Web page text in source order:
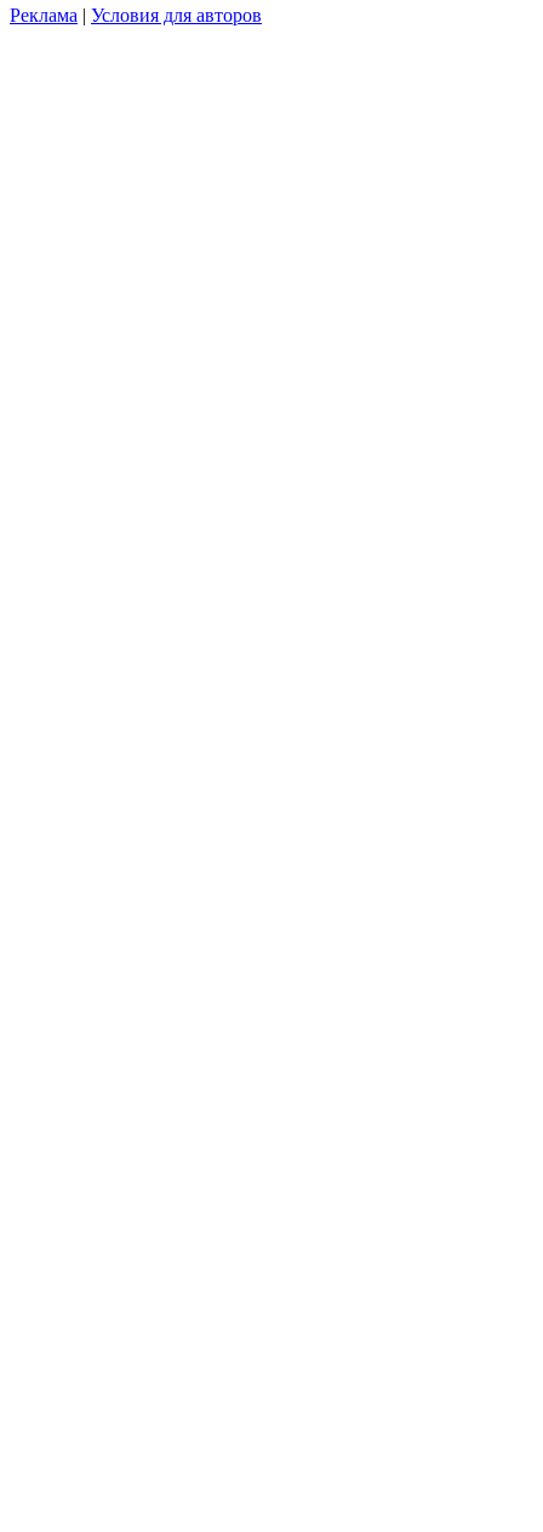
Реклама | Условия для авторов